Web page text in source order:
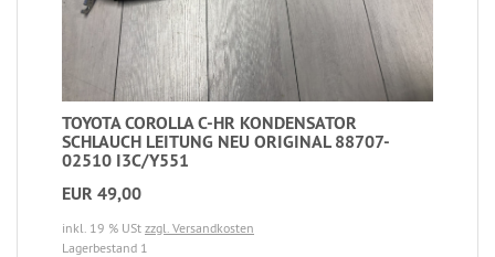
TOYOTA COROLLA C-HR KONDENSATOR
SCHLAUCH LEITUNG NEU ORIGINAL 88707-
02510 I3C/Y551
EUR 49,00
inkl. 19 % USt zzgl. Versandkosten
Lagerbestand 1